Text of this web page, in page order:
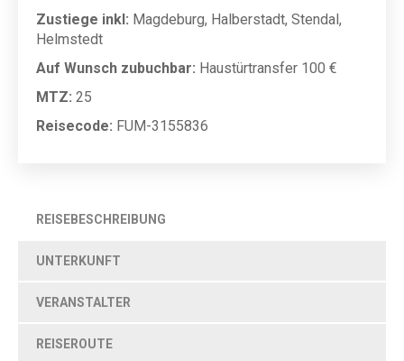
Zustiege inkl: Magdeburg, Halberstadt, Stendal,
Helmstedt
Auf Wunsch zubuchbar: Haustürtransfer 100 €
MTZ: 25
Reisecode: FUM-3155836
REISEBESCHREIBUNG
UNTERKUNFT
VERANSTALTER
REISEROUTE